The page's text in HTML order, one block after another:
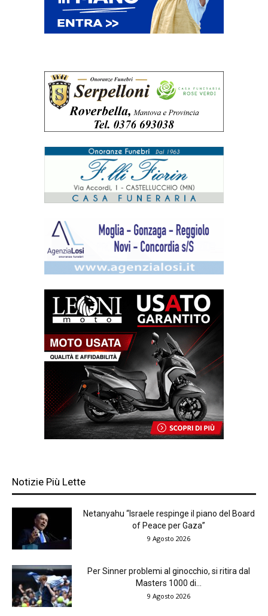
Notizie Più Lette
Netanyahu “Israele respinge il piano del Board
of Peace per Gaza”
9 Agosto 2026
Per Sinner problemi al ginocchio, si ritira dal
Masters 1000 di...
9 Agosto 2026